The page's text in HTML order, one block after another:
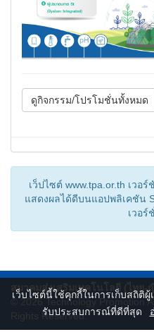
ดูกิจกรรม/โปรโมชั่นทั้งหมด
เว็ปไซต์ www.tpa.or.th เว
แสดงผลได้ดีบนแอปพลิเคชัน
เวอร์
สมาคมส่งเสริมเทคโนโลยี (ไทย-
© 2026Technology Promotion
Rights Reserved.
เว็บไซต์นี้ใช้คุกกี้ในการเก็บสถิติ
รับประสบการณ์ที่ดีที่สุด